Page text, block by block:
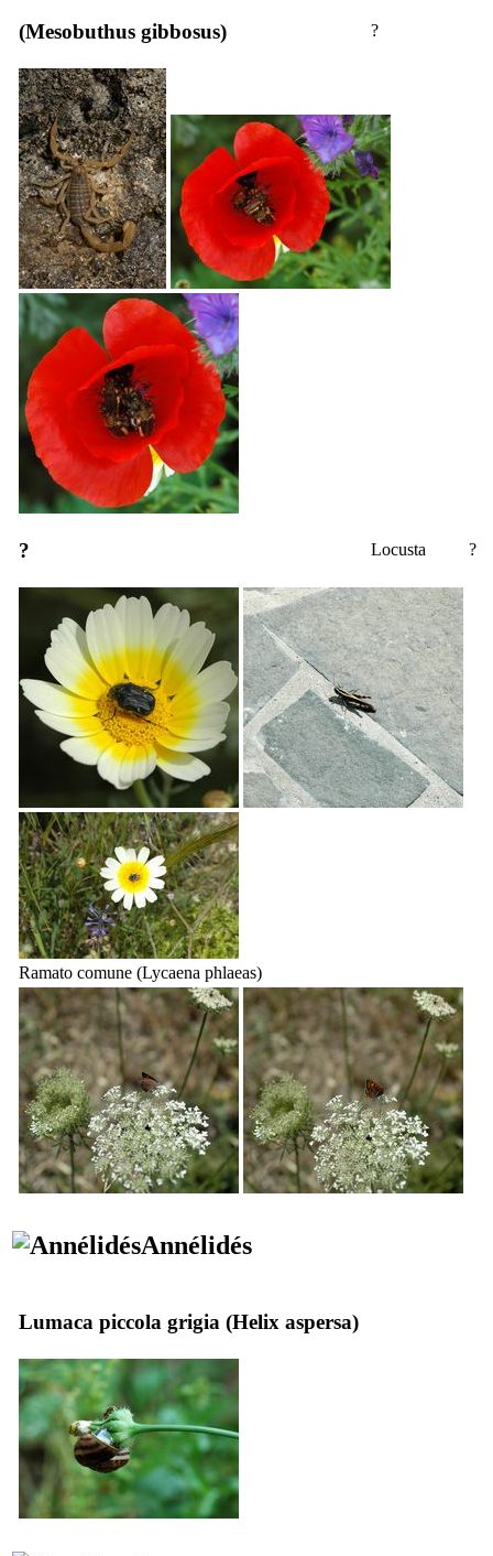
(Mesobuthus gibbosus) ?
? Locusta ?
Ramato comune (Lycaena phlaeas)
Annélidés
Lumaca piccola grigia (Helix aspersa)